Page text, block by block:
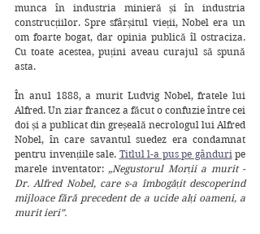
munca în industria minieră și în industria
construcțiilor. Spre sfârșitul vieții, Nobel era un
om foarte bogat, dar opinia publică îl ostraciza.
Cu toate acestea, puțini aveau curajul să spună
asta.
În anul 1888, a murit Ludvig Nobel, fratele lui
Alfred. Un ziar francez a făcut o confuzie între cei
doi și a publicat din greșeală necrologul lui Alfred
Nobel, în care savantul suedez era condamnat
pentru invențiile sale. Titlul l-a pus pe gânduri pe
marele inventator: „Negustorul Morții a murit -
Dr. Alfred Nobel, care s-a îmbogățit descoperind
mijloace fără precedent de a ucide alți oameni, a
murit ieri”.